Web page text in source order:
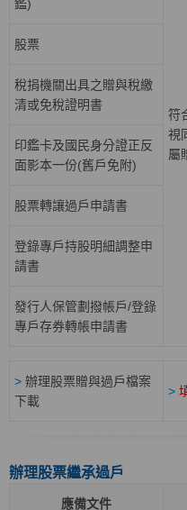
符
視
屬
鑑)
股票
稅捐機關出具之贈與稅繳
清或免稅證明書
印鑑卡及國民身分證正反
面影本一份(舊戶免附)
股票轉讓過戶申請書
登錄專戶持股明細調整申
請書
發行人保管劃撥帳戶/登錄
專戶存券轉帳申請書
> 辦理股票贈與過戶檔案
下載
>
辦理股票繼承過戶
應備文件